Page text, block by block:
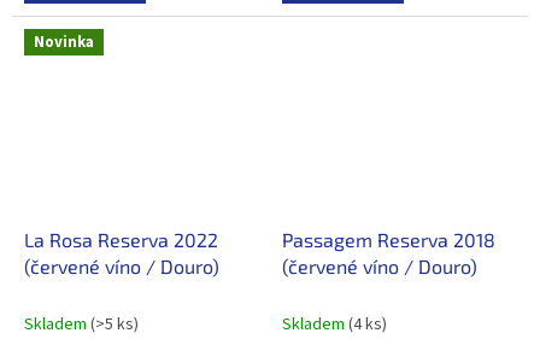
Novinka
La Rosa Reserva 2022
(červené víno / Douro)
Skladem (>5 ks)
Passagem Reserva 2018
(červené víno / Douro)
Skladem (4 ks)